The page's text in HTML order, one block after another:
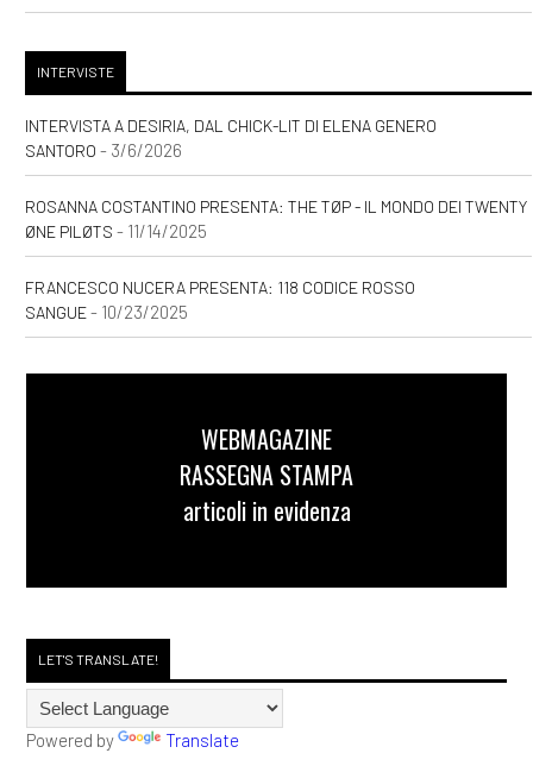
INTERVISTE
INTERVISTA A DESIRIA, DAL CHICK-LIT DI ELENA GENERO
SANTORO - 3/6/2026
ROSANNA COSTANTINO PRESENTA: THE TØP - IL MONDO DEI TWENTY
ØNE PILØTS - 11/14/2025
FRANCESCO NUCERA PRESENTA: 118 CODICE ROSSO
SANGUE- 10/23/2025
WEBMAGAZINE
RASSEGNA STAMPA
articoli in evidenza
LET'S TRANSLATE!
Powered by Translate